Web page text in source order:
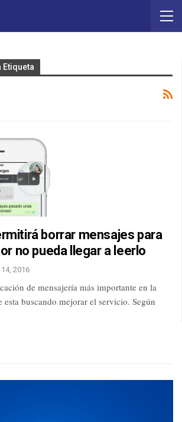
Etiqueta
borrar mensajes para
no pueda llegar a leerlo
2016
de mensajería más importante en la
esta buscando mejorar el servicio. Según